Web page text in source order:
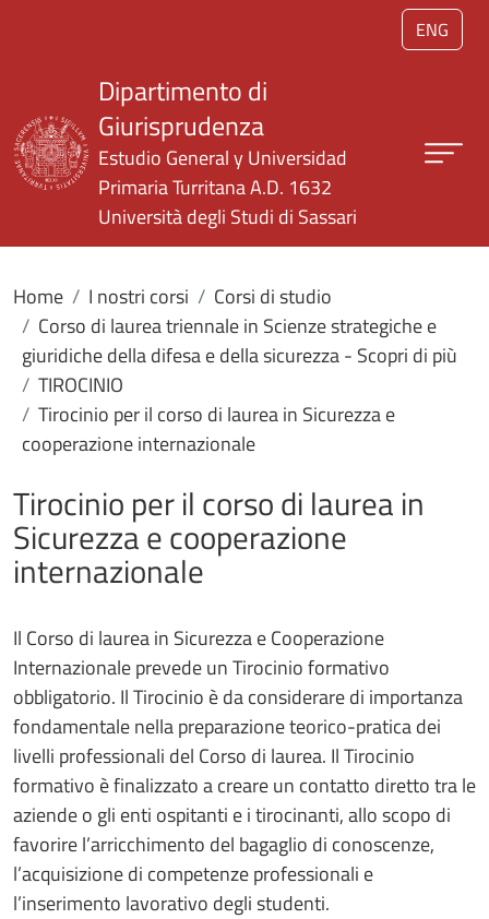
Salta al contenuto principale
ENG
Dipartimento di
Giurisprudenza
Estudio General y Universidad
Primaria Turritana A.D. 1632
Università degli Studi di Sassari
Home I nostri corsi
Corsi di studio
Corso di laurea triennale in Scienze strategiche e
giuridiche della difesa e della sicurezza - Scopri di più
TIROCINIO
Tirocinio per il corso di laurea in Sicurezza e
cooperazione internazionale
Tirocinio per il corso di laurea in
Sicurezza e cooperazione
internazionale
Il Corso di laurea in Sicurezza e Cooperazione
Internazionale prevede un Tirocinio formativo
obbligatorio. Il Tirocinio è da considerare di importanza
fondamentale nella preparazione teorico-pratica dei
livelli professionali del Corso di laurea. Il Tirocinio
formativo è finalizzato a creare un contatto diretto tra le
aziende o gli enti ospitanti e i tirocinanti, allo scopo di
favorire l’arricchimento del bagaglio di conoscenze,
l’acquisizione di competenze professionali e
l’inserimento lavorativo degli studenti.